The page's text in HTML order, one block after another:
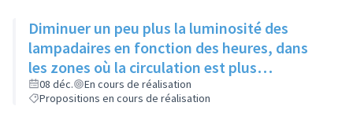
Diminuer un peu plus la luminosité des
lampadaires en fonction des heures, dans
les zones où la circulation est plus
importante, sans jamais éteindre
complètement
08 déc.
En cours de réalisation
Propositions en cours de réalisation